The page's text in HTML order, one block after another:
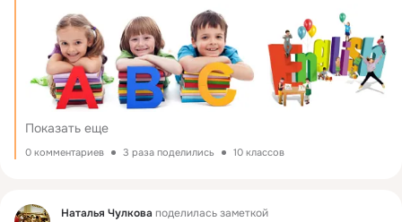
Показать еще
0 комментариев 3 раза поделились 10 классов
Фид Наталья Чулкова поделилась заметкой